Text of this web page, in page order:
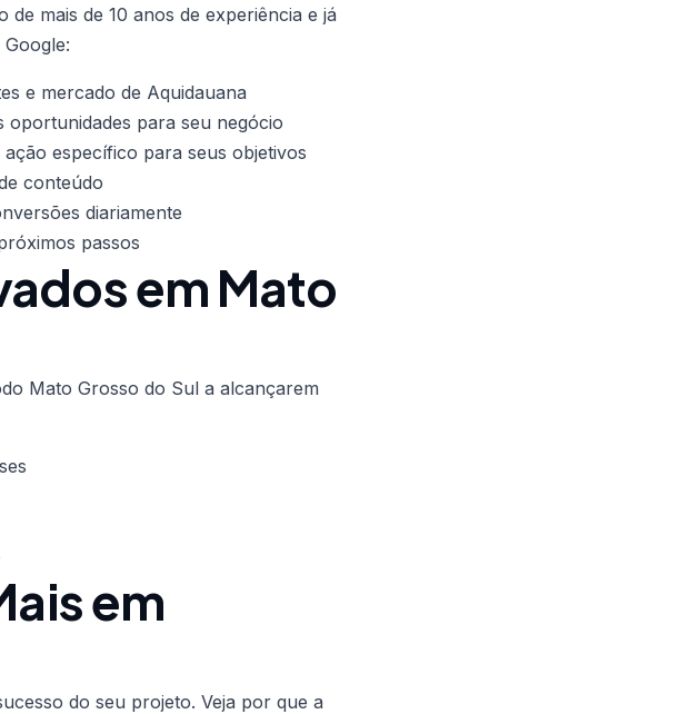
mais de 10 anos de experiência e já
e mercado de Aquidauana
oportunidades para seu negócio
específico para seus objetivos
conteúdo
diariamente
passos
em Mato
Mato Grosso do Sul a alcançarem
em
do seu projeto. Veja por que a